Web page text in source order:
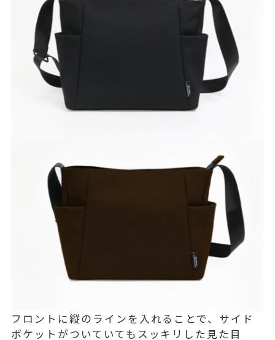
フロントに縦のラインを入れることで、サイド
ポケットがついていてもスッキリした見た目